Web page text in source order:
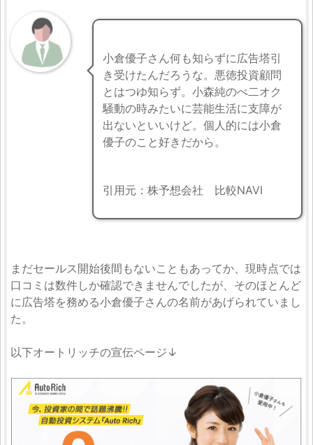
小倉優子さん何も知らずに広告塔引
き受けたんだろうな。悪徳投資顧問
とはつゆ知らず。小森純のぺ二オク
騒動の時みたいに芸能生活に支障が
出ないといいけど。個人的には小倉
優子のこと好きだから。
引用元：株予想会社 比較NAVI
まだセールス開始後間もないこともあってか、現時点では
口コミは数件しか確認できませんでしたが、そのほとんど
に広告塔を務める小倉優子さんの名前があげられていまし
た。
以下オートリッチの宣伝ページ↓